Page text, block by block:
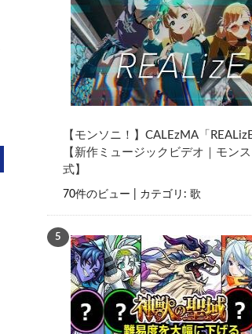
【モンソニ！】CALEzMA「REALizE
【新作ミュージックビデオ｜モン
式】
70件のビュー カテゴリ: 歌